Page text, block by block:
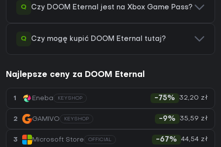
Q Czy DOOM Eternal jest na Xbox Game Pass?
Q Czy mogę kupić DOOM Eternal tutaj?
Najlepsze ceny za DOOM Eternal
1 Eneba KEYSHOP -75% 32,20 zł
2 GAMIVO KEYSHOP -9% 35,59 zł
3 Microsoft Store OFFICIAL -67% 44,54 zł